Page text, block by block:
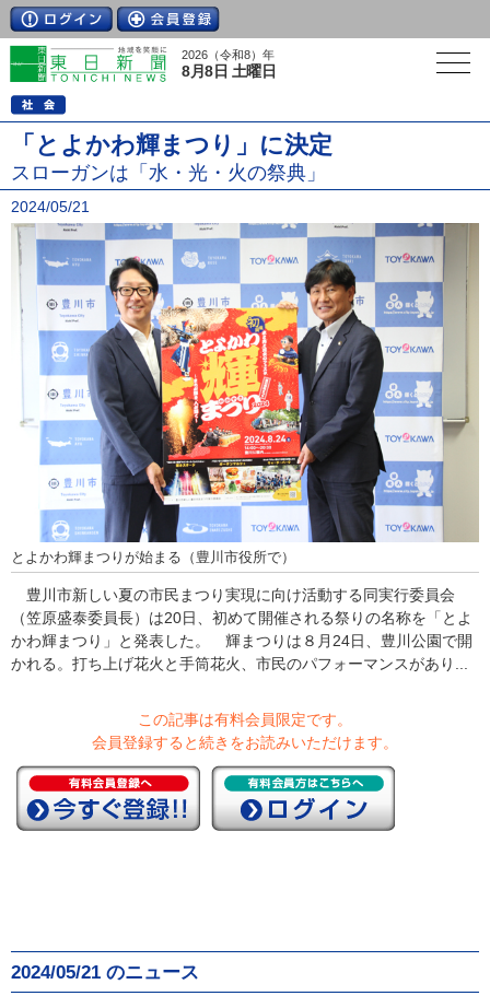
2026（令和8）年
8月8日 土曜日
「とよかわ輝まつり」に決定
スローガンは「水・光・火の祭典」
2024/05/21
とよかわ輝まつりが始まる（豊川市役所で）
豊川市新しい夏の市民まつり実現に向け活動する同実行委員会
（笠原盛泰委員長）は20日、初めて開催される祭りの名称を「とよ
かわ輝まつり」と発表した。 輝まつりは８月24日、豊川公園で開
かれる。打ち上げ花火と手筒花火、市民のパフォーマンスがあり...
この記事は有料会員限定です。
会員登録すると続きをお読みいただけます。
2024/05/21 のニュース